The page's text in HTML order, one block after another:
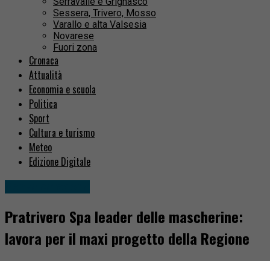
Sessera, Trivero, Mosso
Varallo e alta Valsesia
Novarese
Fuori zona
Cronaca
Attualità
Economia e scuola
Politica
Sport
Cultura e turismo
Meteo
Edizione Digitale
Pratrivero Spa leader delle mascherine:
lavora per il maxi progetto della Regione